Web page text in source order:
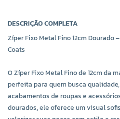
DESCRIÇÃO COMPLETA
Zíper Fixo Metal Fino 12cm Dourado
Coats
O Zíper Fixo Metal Fino de 12cm da
perfeita para quem busca
acabamentos de roupas e
dourados, ele oferece um visual